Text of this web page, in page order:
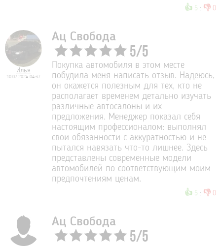
👍 5 : 👎 0
Илья
10.07.2024 04:37
Ац Свобода
5/5
Покупка автомобиля в этом месте
побудила меня написать отзыв. Надеюсь,
он окажется полезным для тех, кто не
располагает временем детально изучать
различные автосалоны и их
предложения. Менеджер показал себя
настоящим профессионалом: выполнял
свои обязанности с аккуратностью и не
пытался навязать что-то лишнее. Здесь
представлены современные модели
автомобилей по соответствующим моим
предпочтениям ценам.
👍 5 : 👎 0
Ац Свобода
5/5